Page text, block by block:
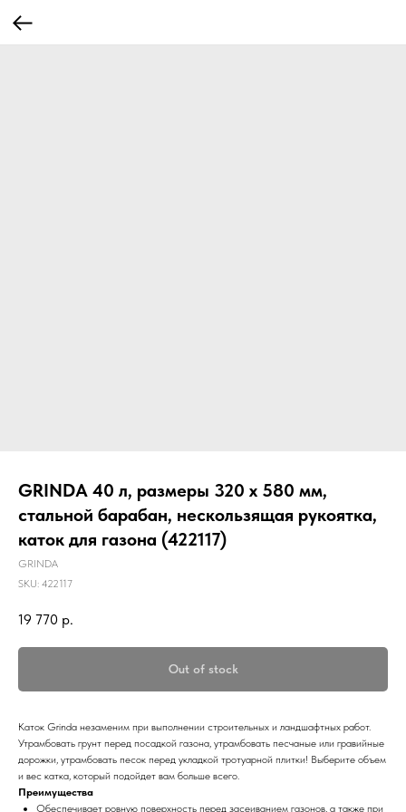
GRINDA 40 л, размеры 320 х 580 мм,
стальной барабан, нескользящая рукоятка,
каток для газона (422117)
GRINDA
SKU: 422117
19 770 р.
Out of stock
Каток Grinda незаменим при выполнении строительных и ландшафтных работ.
Утрамбовать грунт перед посадкой газона, утрамбовать песчаные или гравийные
дорожки, утрамбовать песок перед укладкой тротуарной плитки! Выберите объем
и вес катка, который подойдет вам больше всего.
Преимущества
Обеспечивает ровную поверхность перед засеиванием газонов, а также при